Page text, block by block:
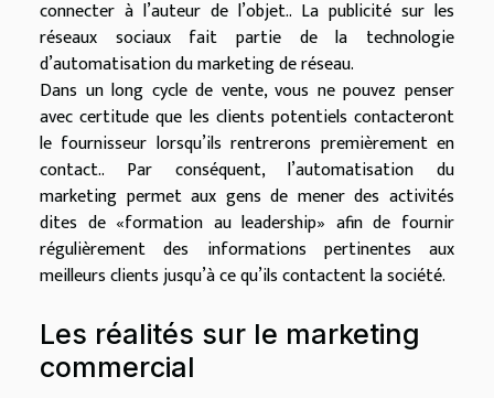
connecter à l’auteur de l’objet.. La publicité sur les
réseaux sociaux fait partie de la technologie
d’automatisation du marketing de réseau.
Dans un long cycle de vente, vous ne pouvez penser
avec certitude que les clients potentiels contacteront
le fournisseur lorsqu’ils rentrerons premièrement en
contact.. Par conséquent, l’automatisation du
marketing permet aux gens de mener des activités
dites de «formation au leadership» afin de fournir
régulièrement des informations pertinentes aux
meilleurs clients jusqu’à ce qu’ils contactent la société.
Les réalités sur le marketing
commercial